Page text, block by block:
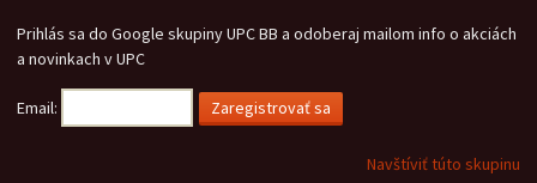
Prihlás sa do Google skupiny UPC BB a odoberaj mailom info o akciách
a novinkach v UPC
Email:
Navštíviť túto skupinu